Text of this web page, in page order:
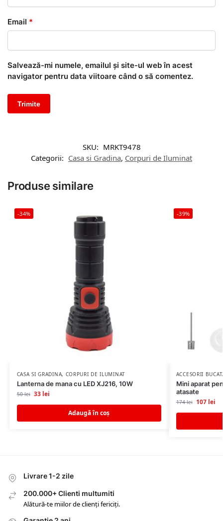
Email *
Salvează-mi numele, emailul și site-ul web în acest
navigator pentru data viitoare când o să comentez.
SKU: MRKT9478
Categorii: Casa si Gradina, Corpuri de Iluminat
Produse similare
-34%
CASA SI GRADINA, CORPURI DE ILUMINAT
Lanterna de mana cu LED XJ216, 10W
50lei 33 lei
Adaugă în coș
-39%
ACCESORII
Mini aparat
atasate
174lei 107 lei
Livrare 1-2 zile
200.000+ Clienti multumiti
Alătură-te miilor de clienți fericiți.